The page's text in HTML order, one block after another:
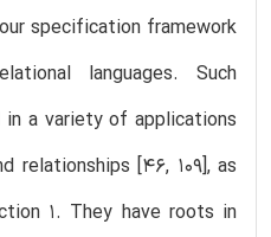
specification framework
languages. Such
in a variety of applications
[46, 109], as
1. They have roots in